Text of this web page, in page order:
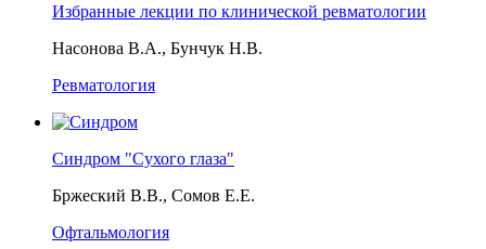
Избранные лекции по клинической ревматологии
Насонова В.А., Бунчук Н.В.
Ревматология
Синдром "Сухого глаза"
Бржеский В.В., Сомов Е.Е.
Офтальмология